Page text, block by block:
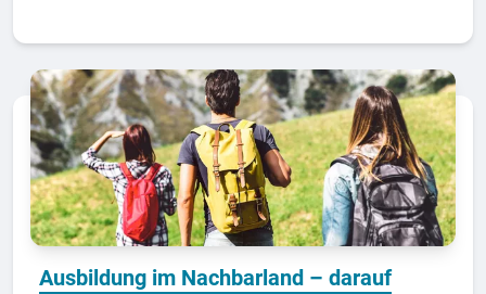
Ausbildung im Nachbarland – darauf